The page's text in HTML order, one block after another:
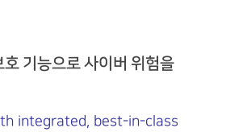
기능으로 사이버 위험을
integrated, best-in-class